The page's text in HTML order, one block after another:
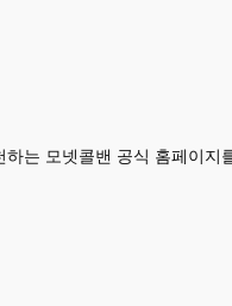
는 모넷콜밴 공식 홈페이